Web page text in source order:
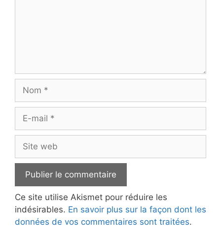
Nom
Site
web
Ce site utilise Akismet pour réduire les
indésirables. En savoir plus sur la façon dont les
données de vos commentaires sont traitées.